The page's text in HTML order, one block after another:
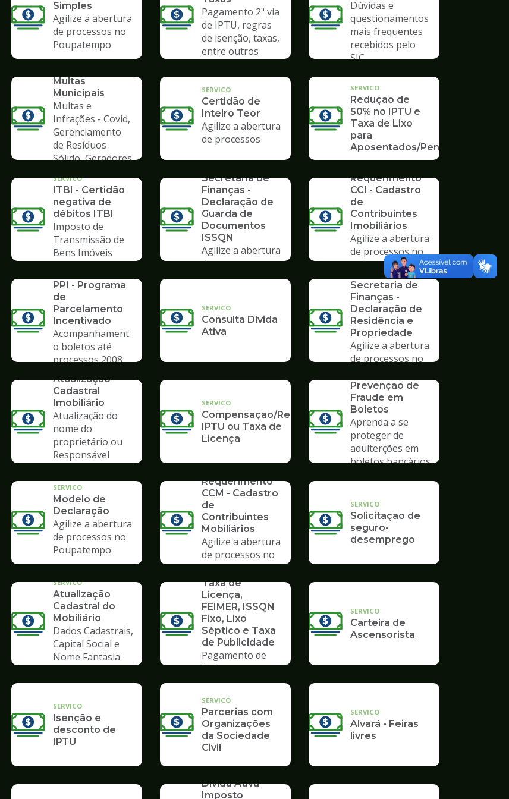
Simples
Agilize a abertura
de processos no
Poupatempo
Pagamento 2ª via
de IPTU, regras
de isenção, taxas,
entre outros
Dúvidas e
questionamentos
mais frequentes
recebidos pelo
SIC
SERVICO
Multas
Municipais
Multas e
Infrações - Covid,
Gerenciamento
de Resíduos
Sólido, Geradores
SERVICO
Certidão de
Inteiro Teor
Agilize a abertura
de processos
SERVICO
Redução de
50% no IPTU e
Taxa de Lixo
para
Aposentados/Pensionistas
SERVICO
ITBI - Certidão
negativa de
débitos ITBI
Imposto de
Transmissão de
Bens Imóveis
Secretaria de
Finanças -
Declaração de
Guarda de
Documentos
ISSQN
Agilize a abertura
de processos no
Poupatempo
Requerimento
CCI - Cadastro
de
Contribuintes
Imobiliários
Agilize a abertura
de processos no
Poupatempo
PPI - Programa
de
Parcelamento
Incentivado
Acompanhament
o boletos até
processos 2008
SERVICO
Consulta Dívida
Ativa
SERVICO
Formulários da
Secretaria de
Finanças -
Declaração de
Residência e
Propriedade
Agilize a abertura
de processos no
Atualização
Cadastral
Imobiliário
Atualização do
nome do
proprietário ou
Responsável
SERVICO
Compensação/Restituição
IPTU ou Taxa de
Licença
Prevenção de
Fraude em
Boletos
Aprenda a se
proteger de
adulterções em
boletos bancários
SERVICO
Modelo de
Declaração
Agilize a abertura
de processos no
Poupatempo
Requerimento
CCM - Cadastro
de
Contribuintes
Mobiliários
Agilize a abertura
de processos no
Poupatempo
SERVICO
Solicitação de
seguro-
desemprego
SERVICO
Atualização
Cadastral do
Mobiliário
Dados Cadastrais,
Capital Social e
Nome Fantasia
Taxa de
Licença,
FEIMER, ISSQN
Fixo, Lixo
Séptico e Taxa
de Publicidade
Pagamento de
Boleto
SERVICO
Carteira de
Ascensorista
SERVICO
Isenção e
desconto de
IPTU
SERVICO
Parcerias com
Organizações
da Sociedade
Civil
SERVICO
Alvará - Feiras
livres
Dívida Ativa -
Imposto